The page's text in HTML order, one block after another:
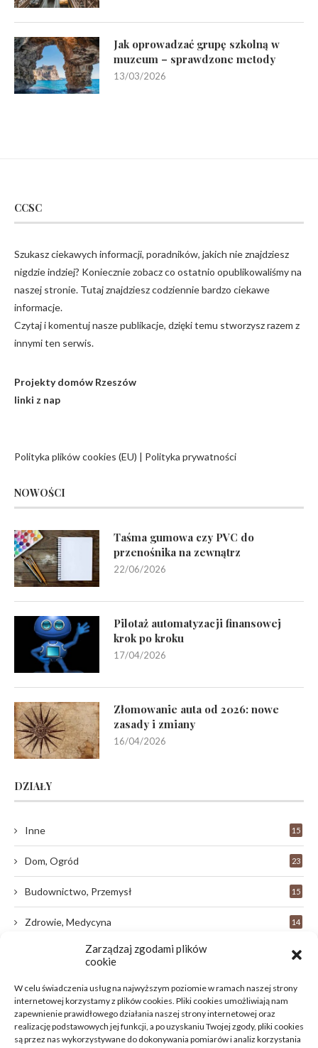
Zarządzaj zgodami plików
cookie
W celu świadczenia usług na najwyższym poziomie w ramach naszej strony
internetowej korzystamy z plików cookies. Pliki cookies umożliwiają nam
zapewnienie prawidłowego działania naszej strony internetowej oraz
realizację podstawowych jej funkcji, a po uzyskaniu Twojej zgody, pliki cookies
są przez nas wykorzystywane do dokonywania pomiarów i analiz korzystania
Jak oprowadzać grupę szkolną w
muzeum – sprawdzone metody
13/03/2026
CCSC
Szukasz ciekawych informacji, poradników, jakich nie znajdziesz
nigdzie indziej? Koniecznie zobacz co ostatnio opublikowaliśmy na
naszej stronie. Tutaj znajdziesz codziennie bardzo ciekawe
informacje.
Czytaj i komentuj nasze publikacje, dzięki temu stworzysz razem z
innymi ten serwis.
Projekty domów Rzeszów
linki z nap
Polityka plików cookies (EU) | Polityka prywatności
NOWOŚCI
Taśma gumowa czy PVC do
przenośnika na zewnątrz
22/06/2026
Pilotaż automatyzacji finansowej
krok po kroku
17/04/2026
Złomowanie auta od 2026: nowe
zasady i zmiany
16/04/2026
DZIAŁY
Inne 15
Dom, Ogród 23
Budownictwo, Przemysł 15
Zdrowie, Medycyna 14
Edukacja, Rozrywka 33
Motoryzacja, Transport
Technologie
Uroda, Moda 9